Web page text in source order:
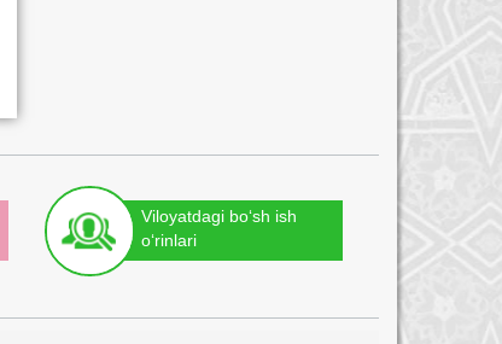
Viloyatdagi bo‘sh ish
o‘rinlari